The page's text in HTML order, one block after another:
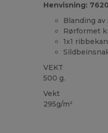
Henvisning:
Blanding
Rørformet
1x1
VEKT
500 g.
Vekt
295g/m²